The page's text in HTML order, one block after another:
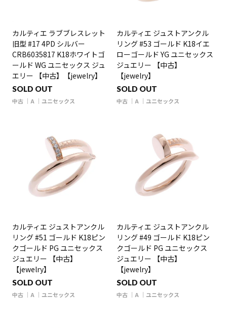
カルティエ ラブブレスレット
旧型 #17 4PD シルバー
CRB6035817 K18ホワイトゴ
ールド WG ユニセックス ジュ
エリー 【中古】【jewelry】
SOLD OUT
中古 A ユニセックス
カルティエ ジュストアンクル
リング #53 ゴールド K18イエ
ローゴールド YG ユニセックス
ジュエリー 【中古】
【jewelry】
SOLD OUT
中古 A ユニセックス
カルティエ ジュストアンクル
リング #51 ゴールド K18ピン
クゴールド PG ユニセックス
ジュエリー 【中古】
【jewelry】
SOLD OUT
中古 A ユニセックス
カルティエ ジュストアンクル
リング #49 ゴールド K18ピン
クゴールド PG ユニセックス
ジュエリー 【中古】
【jewelry】
SOLD OUT
中古 A ユニセックス